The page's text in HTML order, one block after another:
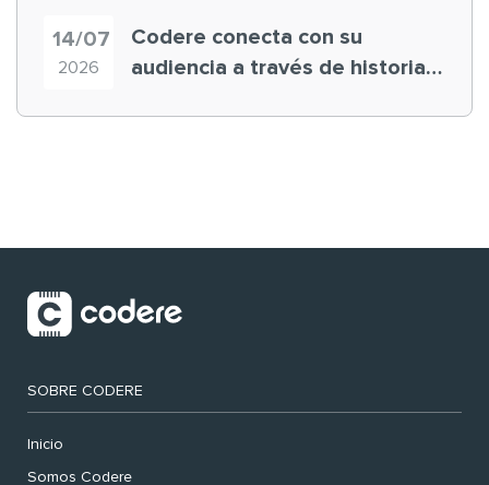
14/07
2026
Codere conecta con su
audiencia a través de historias
SOBRE CODERE
Inicio
Somos Codere